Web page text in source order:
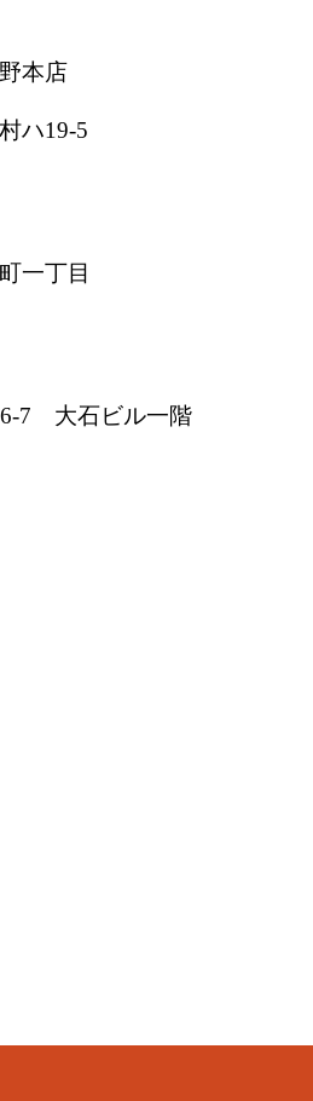
本店
ハ19-5
一丁目
7 大石ビル一階